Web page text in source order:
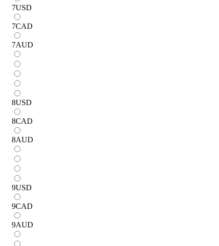
7USD
7CAD
7AUD
8USD
8CAD
8AUD
9USD
9CAD
9AUD